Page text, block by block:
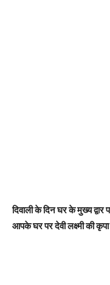
दिवाली के दिन घर के मुख्य
आपके घर पर देवी लक्ष्मी की कृपा